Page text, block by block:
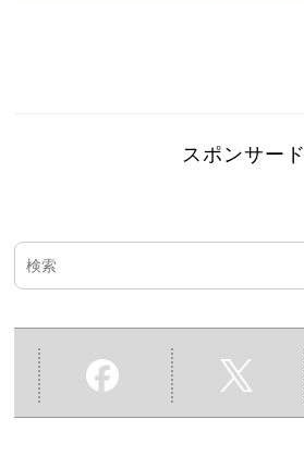
スポンサード